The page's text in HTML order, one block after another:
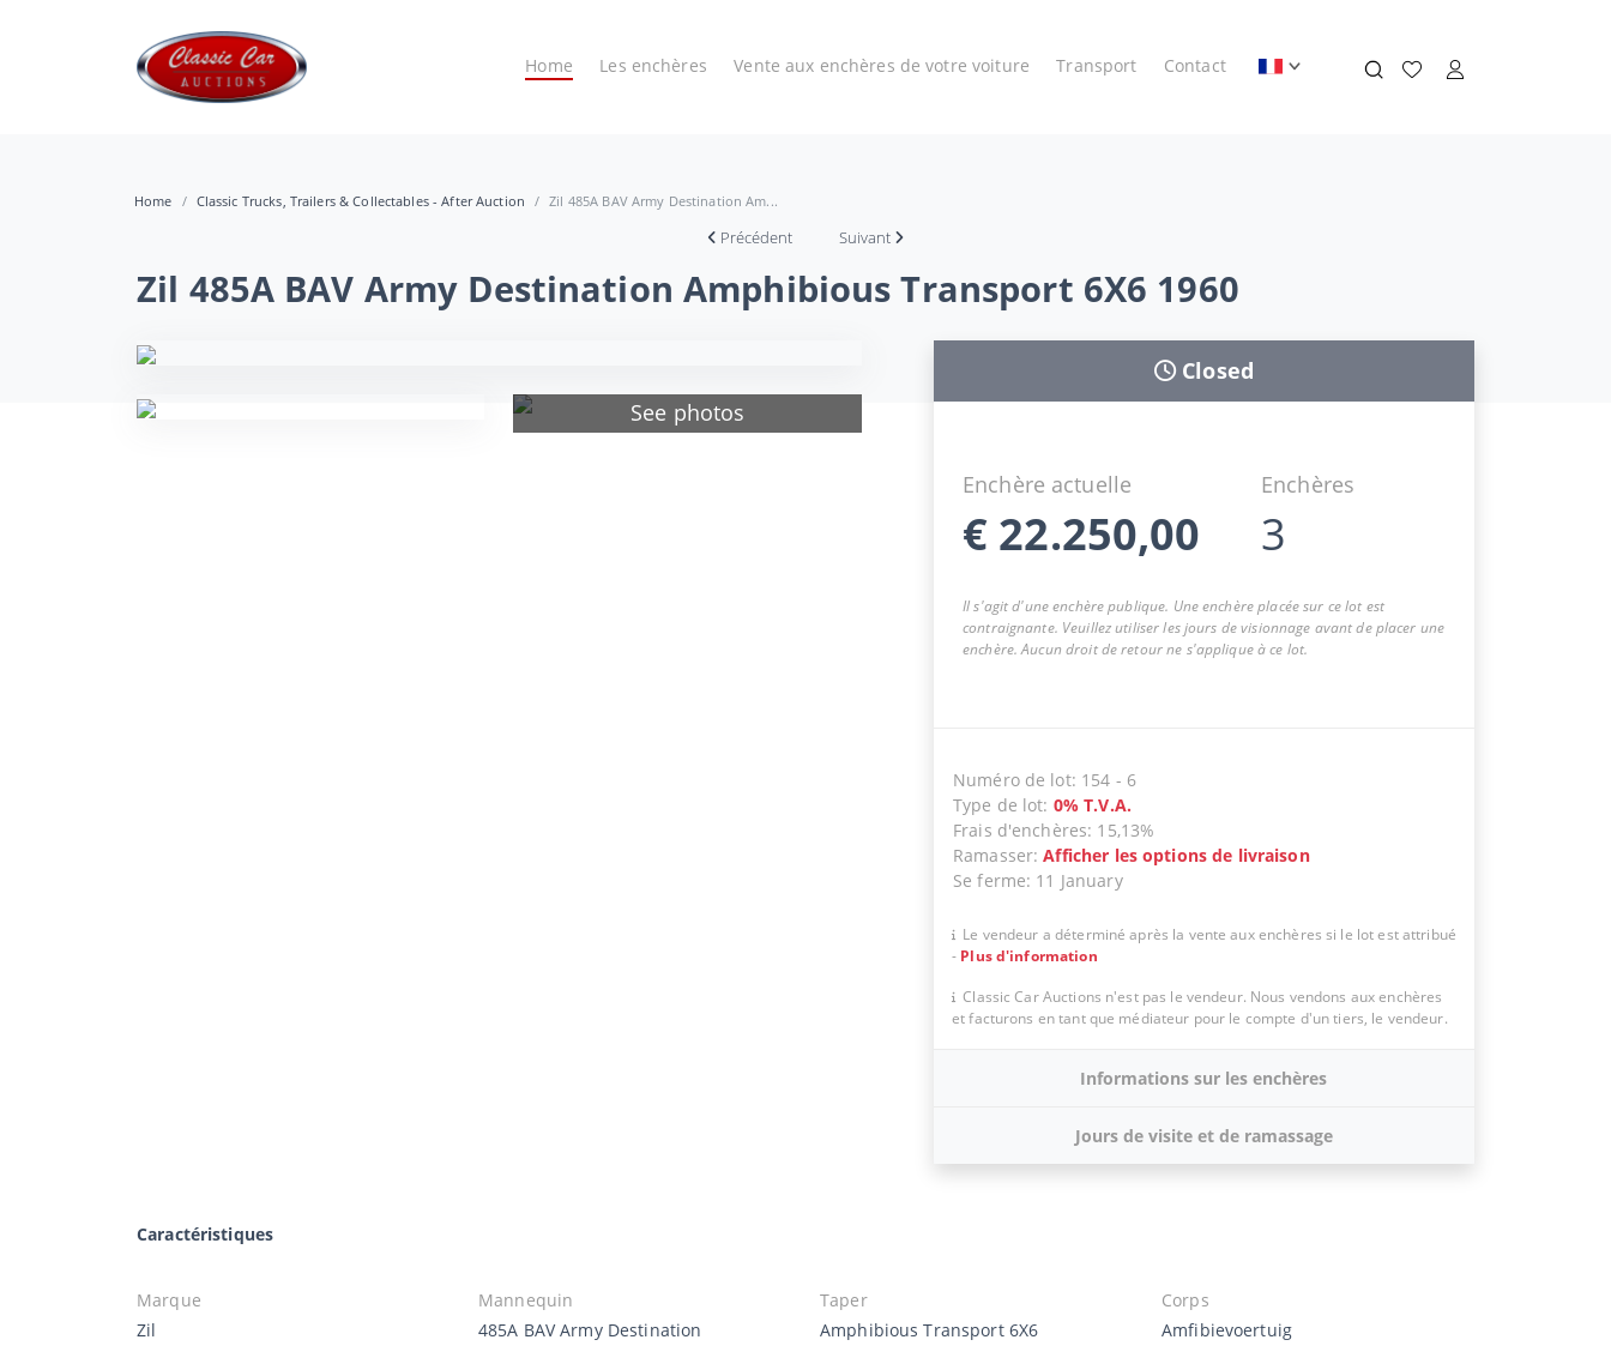
Home Les enchères Vente aux enchères de votre voiture Transport Contact
Home Classic Trucks, Trailers & Collectables - After Auction Zil 485A BAV Army Destination Am...
Précédent Suivant
Zil 485A BAV Army Destination Amphibious Transport 6X6 1960
See photos
Closed
Enchère actuelle
€ 22.250,00
Enchères
3
Il s'agit d'une enchère publique. Une enchère placée sur ce lot est
contraignante. Veuillez utiliser les jours de visionnage avant de placer une
enchère. Aucun droit de retour ne s'applique à ce lot.
Numéro de lot: 154 - 6
Type de lot: 0% T.V.A.
Frais d'enchères: 15,13%
Ramasser:Afficher les options de livraison
Se ferme: 11 January
Le vendeur a déterminé après la vente aux enchères si le lot est attribué
- Plus d'information
Classic Car Auctions n'est pas le vendeur. Nous vendons aux enchères
et facturons en tant que médiateur pour le compte d'un tiers, le vendeur.
Informations sur les enchères
Jours de visite et de ramassage
Caractéristiques
Marque
Zil
Mannequin
485A BAV Army Destination
Taper
Amphibious Transport 6X6
Corps
Amfibievoertuig